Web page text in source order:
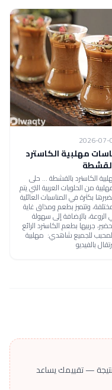
2026-07-
مهلبية الكاسترد
الكاسترد بالقشطة ... حلى
من الحلويات العربية التي يتم
بكثرة في المناسبات العائلية
وتتميز بطعم ومذاق غاية
الروعة، بالإضافة إلى سهولة
جربيها بطعم الكاسترد الرائع
للجميع شاهدي: مهلبية
بالفيديو
— تقييمك يساعد